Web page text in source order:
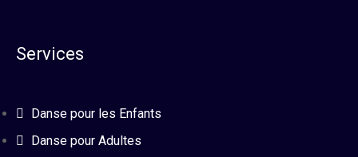
Services
Danse pour les Enfants
Danse pour Adultes